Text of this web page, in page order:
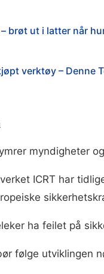
brøt ut i latter når
verktøy – Denne
myndigheter
ICRT har
ha feilet på
følge utviklingen